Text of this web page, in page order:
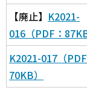
【廃止】 K2021-
016（PDF：87KB
K2021-017（PDF
70KB）